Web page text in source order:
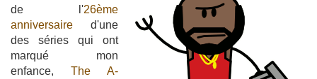
de l'26ème
anniversaire d'une
des séries qui ont
marqué mon
enfance, The A-